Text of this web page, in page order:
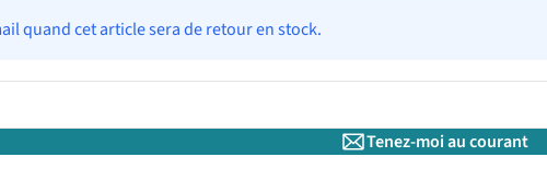
quand cet article sera de retour en stock.
Tenez-moi au courant